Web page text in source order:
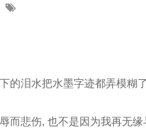
的泪水把水墨字迹都弄模糊
而悲伤, 也不是因为我再无